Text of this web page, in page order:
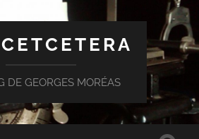
DE GEORGES MORÉAS